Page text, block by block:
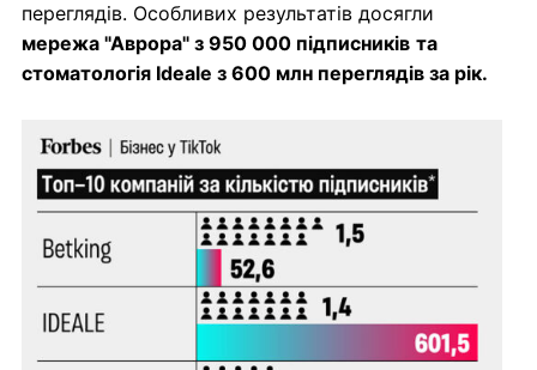
переглядів. Особливих результатів досягли
мережа "Аврора" з 950 000 підписників та
стоматологія Ideale з 600 млн переглядів за рік.